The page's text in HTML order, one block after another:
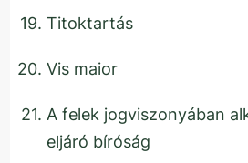
Titoktartás
Vis maior
A felek jogviszonyában
eljáró bíróság